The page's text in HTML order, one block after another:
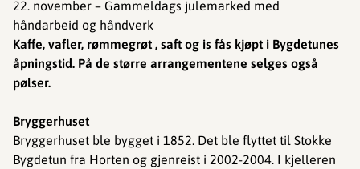
22. november – Gammeldags julemarked med
håndarbeid og håndverk
Kaffe, vafler, rømmegrøt , saft og is fås kjøpt i Bygdetunes
åpningstid. På de større arrangementene selges også
pølser.
Bryggerhuset
Bryggerhuset ble bygget i 1852. Det ble flyttet til Stokke
Bygdetun fra Horten og gjenreist i 2002-2004. I kjelleren